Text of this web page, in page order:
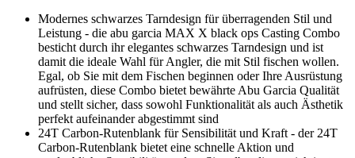
Modernes schwarzes Tarndesign für überragenden Stil und
Leistung - die abu garcia MAX X black ops Casting Combo
besticht durch ihr elegantes schwarzes Tarndesign und ist
damit die ideale Wahl für Angler, die mit Stil fischen wollen.
Egal, ob Sie mit dem Fischen beginnen oder Ihre Ausrüstung
aufrüsten, diese Combo bietet bewährte Abu Garcia Qualität
und stellt sicher, dass sowohl Funktionalität als auch Ästhetik
perfekt aufeinander abgestimmt sind
24T Carbon-Rutenblank für Sensibilität und Kraft - der 24T
Carbon-Rutenblank bietet eine schnelle Aktion und